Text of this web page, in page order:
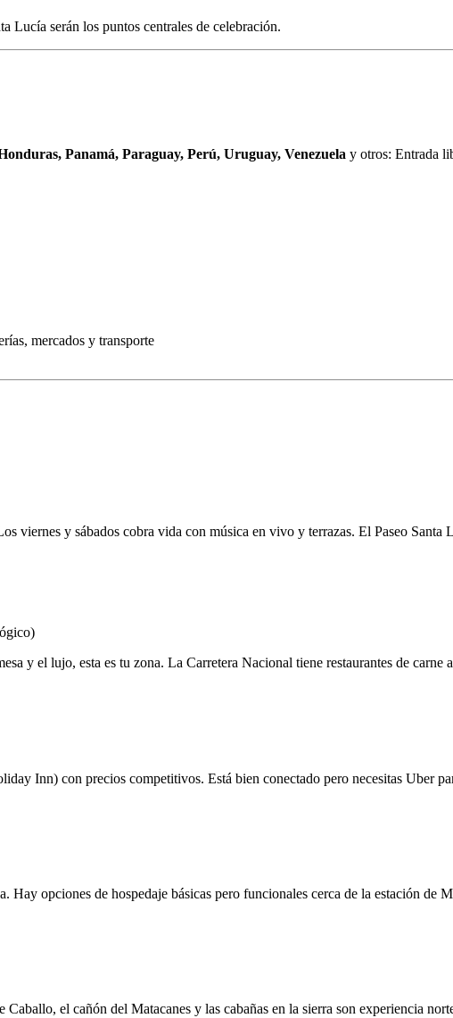
Lucía serán los puntos centrales de celebración.
Panamá, Paraguay, Perú, Uruguay, Venezuela y otros: Entrada
mercados y transporte
viernes y sábados cobra vida con música en vivo y terrazas. El Paseo Santa
y el lujo, esta es tu zona. La Carretera Nacional tiene restaurantes de carne
Inn) con precios competitivos. Está bien conectado pero necesitas Uber
opciones de hospedaje básicas pero funcionales cerca de la estación de
el cañón del Matacanes y las cabañas en la sierra son experiencia